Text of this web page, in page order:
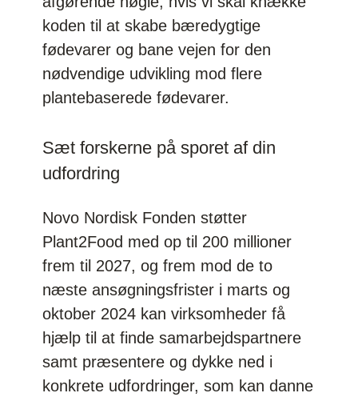
koden til at skabe bæredygtige
fødevarer og bane vejen for den
nødvendige udvikling mod flere
plantebaserede fødevarer.
Sæt forskerne på sporet af din
udfordring
Novo Nordisk Fonden støtter
Plant2Food med op til 200 millioner
frem til 2027, og frem mod de to
næste ansøgningsfrister i marts og
oktober 2024 kan virksomheder få
hjælp til at finde samarbejdspartnere
samt præsentere og dykke ned i
konkrete udfordringer, som kan danne